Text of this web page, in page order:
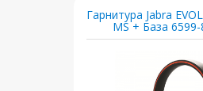
Гарнитура Jabra
MS + База